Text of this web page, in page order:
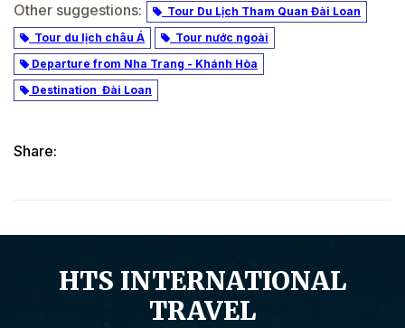
Other suggestions:
Tour Du Lịch Tham Quan Đài Loan
Tour du lịch châu Á
Tour nước ngoài
Departure from Nha Trang - Khánh Hòa
Destination Đài Loan
Share:
HTS INTERNATIONAL
TRAVEL